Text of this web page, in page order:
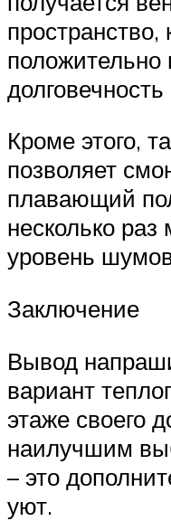
пространство,
положительно
Кроме этого,
позволяет
плавающий
несколько раз
уровень
Заключение
Вывод
вариант
этаже своего
наилучшим
– это
уют.